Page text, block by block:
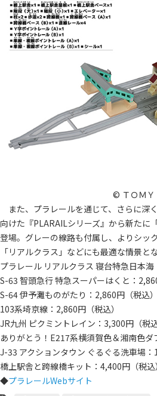
© ＴＯＭＹ
また、プラレールを通じて、さらに深
向けた『PLARAILシリーズ』から新たに
登場。グレーの線路も付属し、よりシッ
「リアルクラス」などにも最適な情景とな
プラレール リアルクラス 寝台特急日本海
S-63 智頭急行 特急スーパーはくと：
S-64 伊予灘ものがたり：2,860円（税込）
103系埼京線：2,860円（税込）
JR九州 ピクミントレイン：3,300円（税込
ありがとう！E217系横須賀色＆湘南色ダ
J-33 アクションタウン ぐるぐる洗車場：
橋上駅舎と跨線橋キット：4,400円（税込）
◆プラレールWebサイト